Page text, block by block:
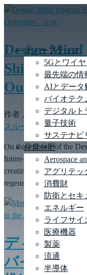
ディープテック
5Gとワイ
最先端の情
AIとデータ
バイオテク
デジタルト
量子技術
サステナビ
産業分野
Aerospace
アグリテッ
消費財
防衛とセキ
エネルギー
ライフサイ
医療機器
製薬
流通
半導体
Design Mind
Shifting from
Outcomes –
作者 ルース トムソン
スルーム, 流通
On this episode of the
future-proofing products
creating experiences
regenerative future for
ディープテ
バイオエコ